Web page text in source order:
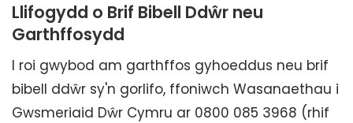
Llifogydd o Brif Bibell Ddŵr neu
Garthffosydd
I roi gwybod am garthffos gyhoeddus neu brif
bibell ddŵr sy'n gorlifo, ffoniwch Wasanaethau i
Gwsmeriaid Dŵr Cymru ar 0800 085 3968 (rhif